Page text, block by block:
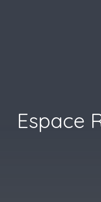
Espace